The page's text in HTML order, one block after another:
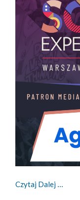
Czytaj Dalej